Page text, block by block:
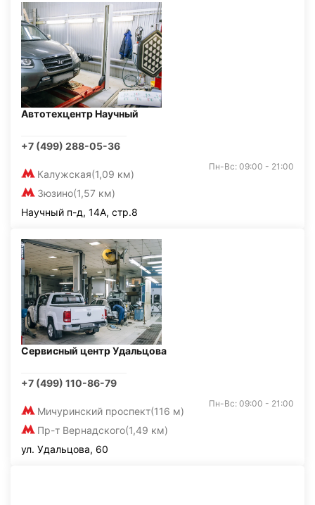
Автотехцентр Научный
+7 (499) 288-05-36
Калужская(1,09 км)
Зюзино(1,57 км)
Пн-Вс: 09:00 - 21:00
Научный п-д, 14А, стр.8
Сервисный центр Удальцова
+7 (499) 110-86-79
Мичуринский проспект(116 м)
Пр-т Вернадского(1,49 км)
Пн-Вс: 09:00 - 21:00
ул. Удальцова, 60